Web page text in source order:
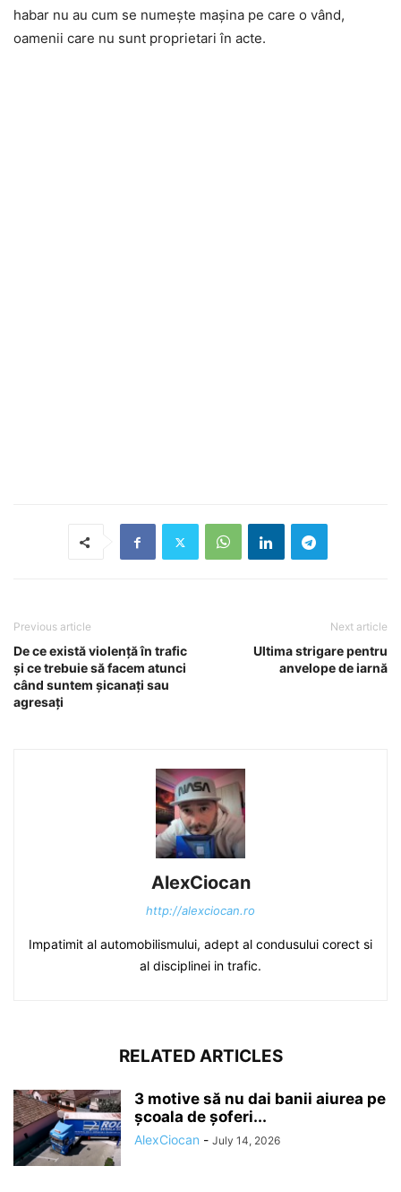
habar nu au cum se numește mașina pe care o vând,
oamenii care nu sunt proprietari în acte.
Previous article
De ce există violență în trafic
și ce trebuie să facem atunci
când suntem șicanați sau
agresați
Next article
Ultima strigare pentru
anvelope de iarnă
AlexCiocan
http://alexciocan.ro
Impatimit al automobilismului, adept al condusului corect si
al disciplinei in trafic.
RELATED ARTICLES
3 motive să nu dai banii aiurea pe
școala de șoferi...
AlexCiocan - July 14, 2026